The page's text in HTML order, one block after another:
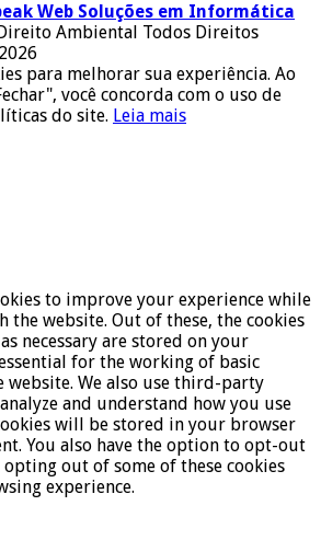
Web Soluções em Informática
Ambiental Todos Direitos
para melhorar sua experiência. Ao
você concorda com o uso de
do site. Leia mais
to improve your experience while
the website. Out of these, the cookies
necessary are stored on your
for the working of basic
We also use third-party
and understand how you use
will be stored in your browser
You also have the option to opt-out
opting out of some of these cookies
experience.